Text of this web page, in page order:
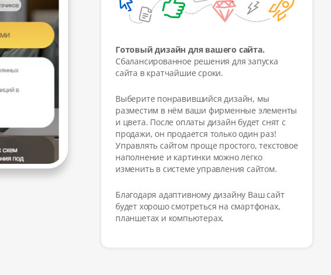
Готовый дизайн для вашего сайта.
Сбалансированное решения для запуска
сайта в кратчайшие сроки.
Выберите понравившийся дизайн, мы
разместим в нём ваши фирменные элементы
и цвета. После оплаты дизайн будет снят с
продажи, он продается только один раз!
Управлять сайтом проще простого, текстовое
наполнение и картинки можно легко
изменить в системе управления сайтом.
Благодаря адаптивному дизайну Ваш сайт
будет хорошо смотреться на смартфонах,
планшетах и компьютерах.